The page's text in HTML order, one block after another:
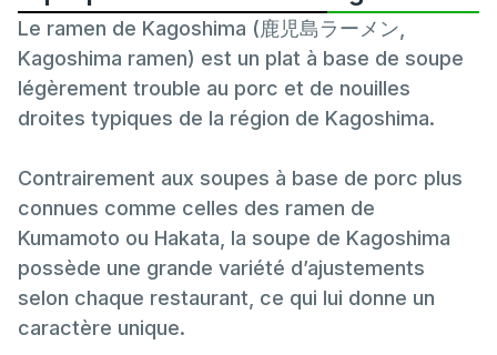
Le ramen de Kagoshima (鹿児島ラーメン,
Kagoshima ramen) est un plat à base de soupe
légèrement trouble au porc et de nouilles
droites typiques de la région de Kagoshima.
Contrairement aux soupes à base de porc plus
connues comme celles des ramen de
Kumamoto ou Hakata, la soupe de Kagoshima
possède une grande variété d’ajustements
selon chaque restaurant, ce qui lui donne un
caractère unique.